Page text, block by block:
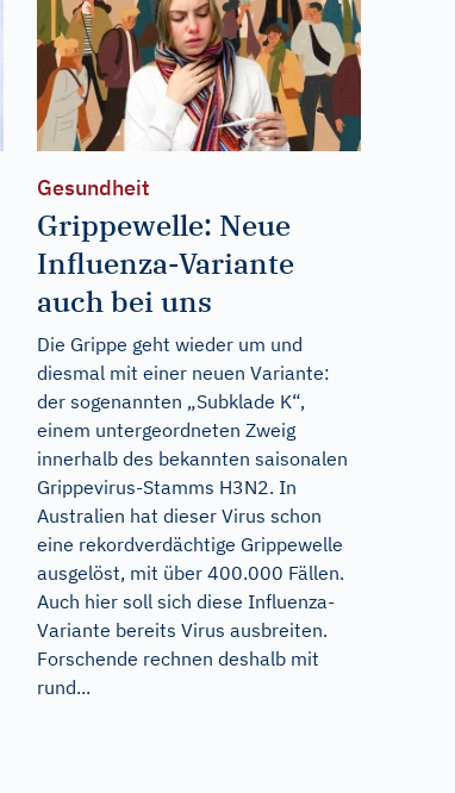
Gesundheit
Grippewelle: Neue
Influenza-Variante
auch bei uns
Die Grippe geht wieder um und
diesmal mit einer neuen Variante:
der sogenannten „Subklade K“,
einem untergeordneten Zweig
innerhalb des bekannten saisonalen
Grippevirus-Stamms H3N2. In
Australien hat dieser Virus schon
eine rekordverdächtige Grippewelle
ausgelöst, mit über 400.000 Fällen.
Auch hier soll sich diese Influenza-
Variante bereits Virus ausbreiten.
Forschende rechnen deshalb mit
rund...